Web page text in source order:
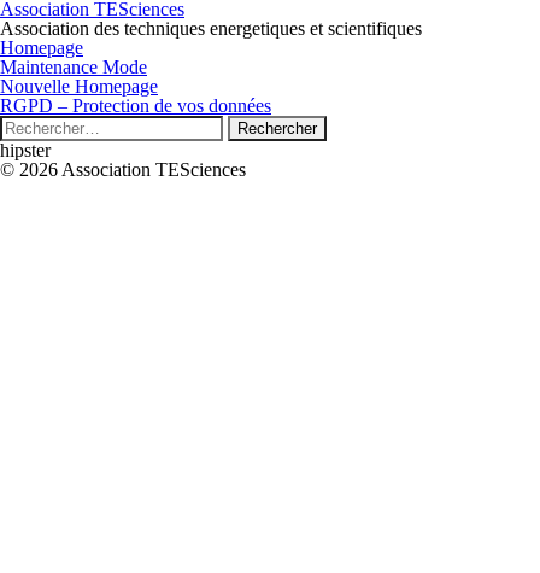
Association TESciences
Association des techniques energetiques et scientifiques
Homepage
Maintenance Mode
Nouvelle Homepage
RGPD – Protection de vos données
Rechercher :
hipster
© 2026 Association TESciences